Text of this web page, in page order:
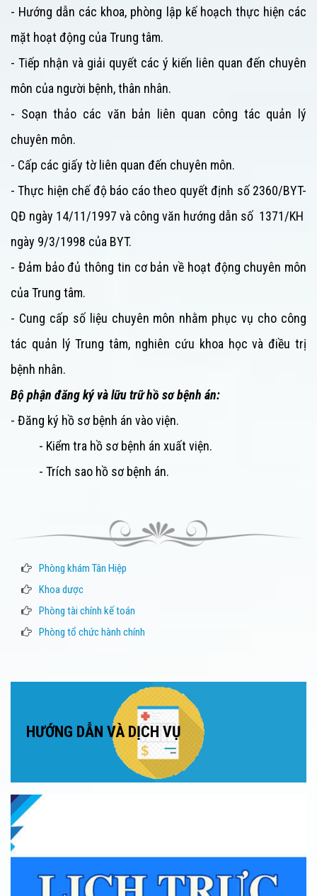
- Hướng dẫn các khoa, phòng lập kế hoạch thực hiện các
mặt hoạt động của Trung tâm.
- Tiếp nhận và giải quyết các ý kiến liên quan đến chuyên
môn của người bệnh, thân nhân.
- Soạn thảo các văn bản liên quan công tác quản lý
chuyên môn.
- Cấp các giấy tờ liên quan đến chuyên môn.
- Thực hiện chế độ báo cáo theo quyết định số 2360/BYT-
QĐ ngày 14/11/1997 và công văn hướng dẫn số 1371/KH
ngày 9/3/1998 của BYT.
- Đảm bảo đủ thông tin cơ bản về hoạt động chuyên môn
của Trung tâm.
- Cung cấp số liệu chuyên môn nhằm phục vụ cho công
tác quản lýTrung tâm, nghiên cứu khoa học và điều trị
bệnh nhân.
Bộ phận đăng ký và lữu trữ hồ sơ bệnh án:
- Đăng ký hồ sơ bệnh án vào viện.
- Kiểm tra hồ sơ bệnh án xuất viện.
- Trích sao hồ sơ bệnh án.
Phòng khám Tân Hiệp
Khoa dược
Phòng tài chính kế toán
Phòng tổ chức hành chính
HƯỚNG DẪN VÀ DỊCH VỤ